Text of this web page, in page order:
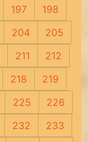
197
198
204
205
211
212
218
219
225
226
232
233